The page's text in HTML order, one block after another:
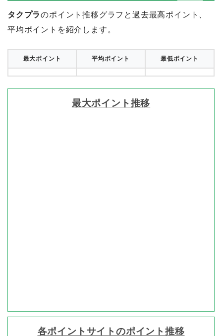
タクプラのポイント推移グラフと過去最高ポイント、
平均ポイントを紹介します。
最大ポイント 平均ポイント 最低ポイント
最大ポイント推移
各ポイントサイトのポイント推移